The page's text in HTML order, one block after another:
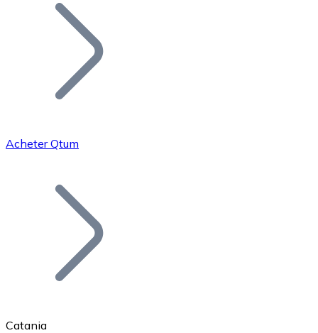
Ajoutez le token de votre projet à notre service
Bitcoin
Acheter Qtum
Catania